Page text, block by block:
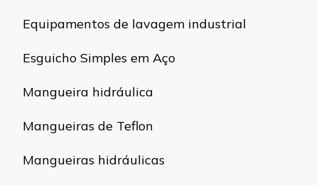
Equipamentos de lavagem industrial
Esguicho Simples em Aço
Mangueira hidráulica
Mangueiras de Teflon
Mangueiras hidráulicas